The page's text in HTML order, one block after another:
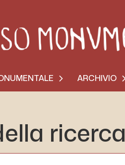
ARCHIVIO
ricerca